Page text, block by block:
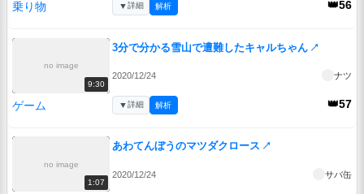
乗り物 👑56
▼詳細 解析
no image
9:30
3分で分かる雪山で遭難したキャルちゃん ↗
2020/12/24 ナツ
ゲーム 👑57
▼詳細 解析
no image
1:07
あわてんぼうのマツダクロース ↗
2020/12/24 サバ缶